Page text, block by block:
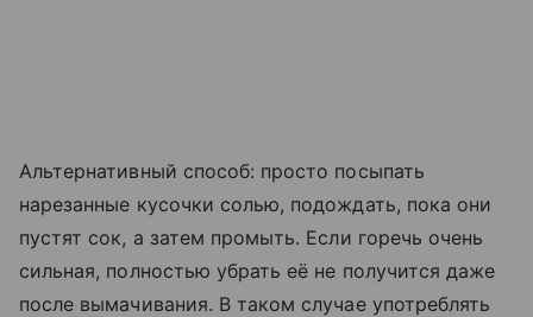
Альтернативный способ: просто посыпать
нарезанные кусочки солью, подождать, пока они
пустят сок, а затем промыть. Если горечь очень
сильная, полностью убрать её не получится даже
после вымачивания. В таком случае употреблять